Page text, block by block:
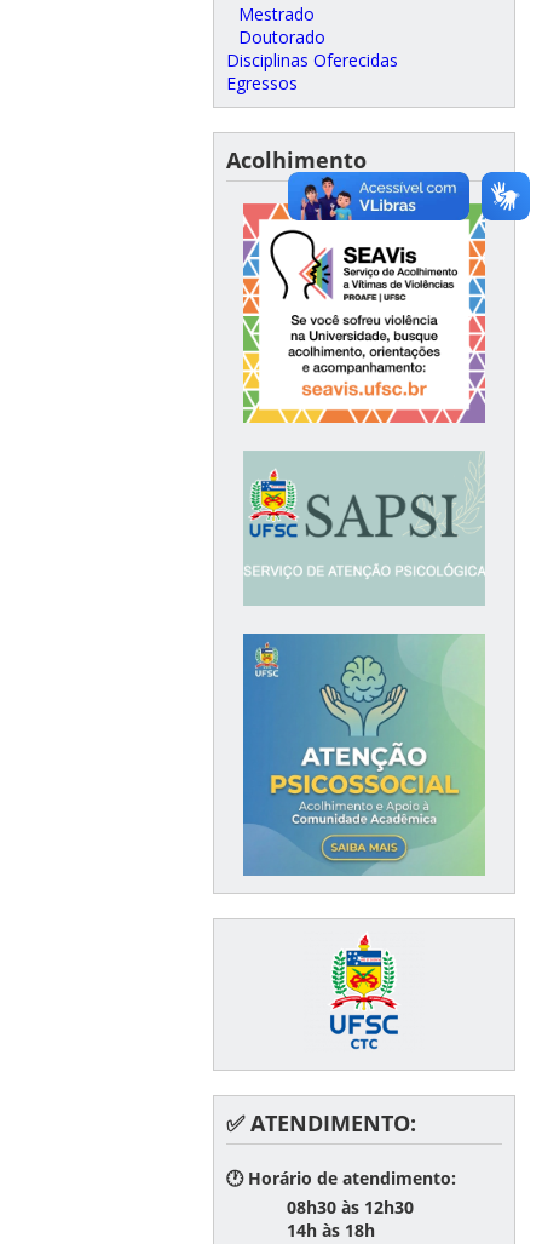
Mestrado
Doutorado
Disciplinas Oferecidas
Egressos
Acolhimento
✅ ATENDIMENTO:
🕐 Horário de atendimento:
08h30 às 12h30
14h às 18h